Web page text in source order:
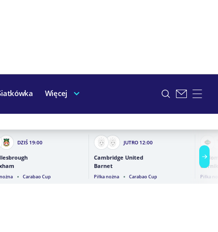
Więcej
DZIŚ 19:00
Carabao Cup
JUTRO 12:00
Cambridge United
Barnet
Piłka nożna Carabao Cup Piłka